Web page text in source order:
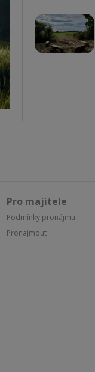
Pro majitele
Podmínky pronájmu
Pronajmout